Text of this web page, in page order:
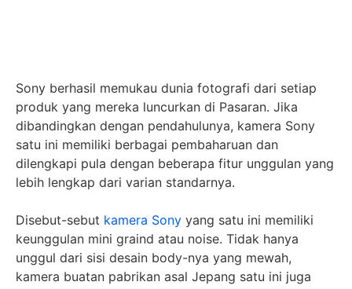
Sony berhasil memukau dunia fotografi dari setiap
produk yang mereka luncurkan di Pasaran. Jika
dibandingkan dengan pendahulunya, kamera Sony
satu ini memiliki berbagai pembaharuan dan
dilengkapi pula dengan beberapa fitur unggulan yang
lebih lengkap dari varian standarnya.
Disebut-sebut kamera Sony yang satu ini memiliki
keunggulan mini graind atau noise. Tidak hanya
unggul dari sisi desain body-nya yang mewah,
kamera buatan pabrikan asal Jepang satu ini juga